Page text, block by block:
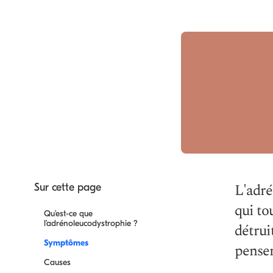
Sur cette page
Qu’est-ce que
l’adrénoleucodystrophie ?
Symptômes
Causes
qui